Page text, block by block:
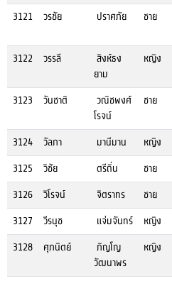
3121 วรชัย ปราศภัย ชาย
3122
วรรลี
สิงห์ธง
ยาม
หญิง
3123 วันชาติ
วณิชพงศ์
โรจน์
ชาย
3124 วัลภา มานีมาน หญิง
3125
วิชัย ตรีถิ่น ชาย
3126
วิโรจน์ จิตราทร ชาย
3127
วีรนุช แจ่มจันทร์ หญิง
3128
ศุภนิตย์
ภิญโญ
วัฒนาพร
หญิง